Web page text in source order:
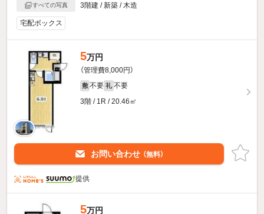
すべての写真
3階建 / 新築 / 木造
宅配ボックス
5万円
（管理費8,000円）
敷 不要 礼 不要
3階 / 1R / 20.46㎡
お問い合わせ （無料）
提供
5万円